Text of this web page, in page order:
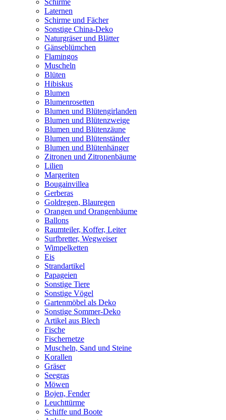
Laternen
Schirme und Fächer
Sonstige China-Deko
Naturgräser und Blätter
Gänseblümchen
Flamingos
Muscheln
Blüten
Hibiskus
Blumen
Blumenrosetten
Blumen und Blütengirlanden
Blumen und Blütenzweige
Blumen und Blütenzäune
Blumen und Blütenständer
Blumen und Blütenhänger
Zitronen und Zitronenbäume
Lilien
Margeriten
Bougainvillea
Gerberas
Goldregen, Blauregen
Orangen und Orangenbäume
Ballons
Raumteiler, Koffer, Leiter
Surfbretter, Wegweiser
Wimpelketten
Eis
Strandartikel
Papageien
Sonstige Tiere
Sonstige Vögel
Gartenmöbel als Deko
Sonstige Sommer-Deko
Artikel aus Blech
Fische
Fischernetze
Muscheln, Sand und Steine
Korallen
Gräser
Seegras
Möwen
Bojen, Fender
Leuchttürme
Schiffe und Boote